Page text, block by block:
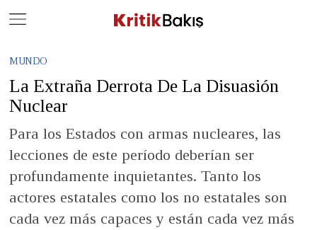
MUNDO
La Extraña Derrota De La Disuasión
Nuclear
Para los Estados con armas nucleares, las
lecciones de este período deberían ser
profundamente inquietantes. Tanto los
actores estatales como los no estatales son
cada vez más capaces y están cada vez más